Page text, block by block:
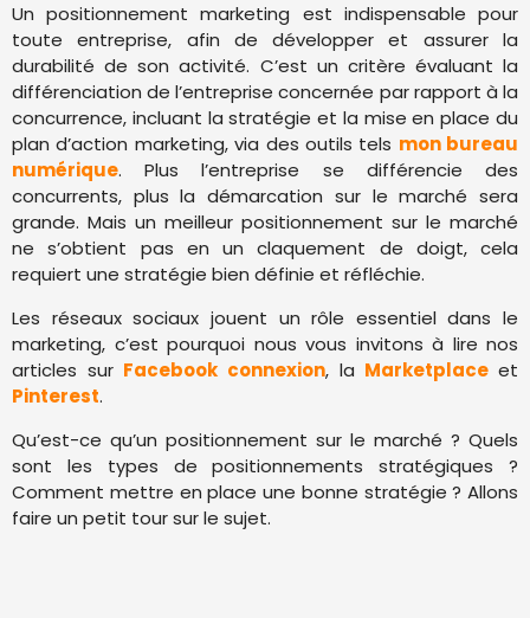
Un positionnement marketing est indispensable pour
toute entreprise, afin de développer et assurer la
durabilité de son activité. C’est un critère évaluant la
différenciation de l’entreprise concernée par rapport à la
concurrence, incluant la stratégie et la mise en place du
plan d’action marketing, via des outils tels mon bureau
numérique. Plus l’entreprise se différencie des
concurrents, plus la démarcation sur le marché sera
grande. Mais un meilleur positionnement sur le marché
ne s’obtient pas en un claquement de doigt, cela
requiert une stratégie bien définie et réfléchie.
Les réseaux sociaux jouent un rôle essentiel dans le
marketing, c’est pourquoi nous vous invitons à lire nos
articles sur Facebook connexion, la Marketplace et
Pinterest.
Qu’est-ce qu’un positionnement sur le marché ? Quels
sont les types de positionnements stratégiques ?
Comment mettre en place une bonne stratégie ? Allons
faire un petit tour sur le sujet.